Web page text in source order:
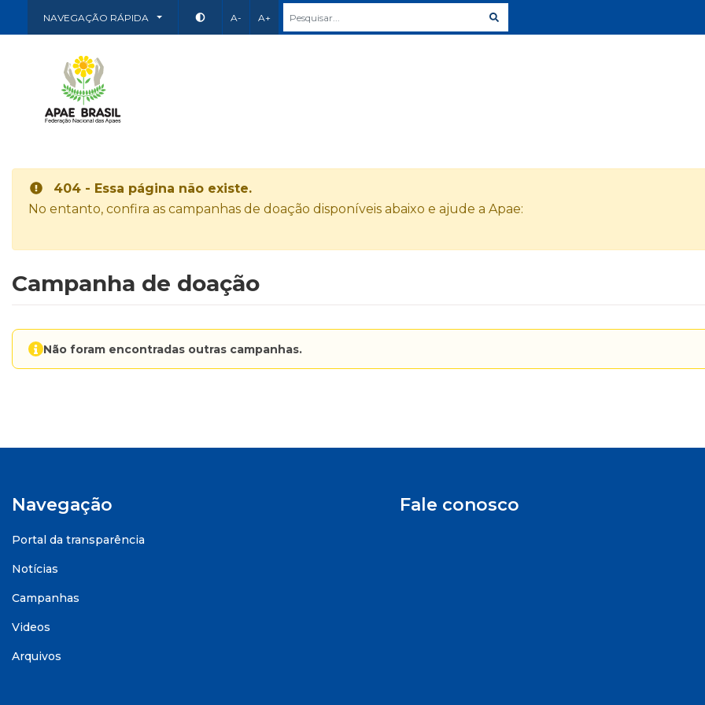
NAVEGAÇÃO RÁPIDA A- A+
404 - Essa página não existe.
No entanto, confira as campanhas de doação disponíveis abaixo e ajude a Apae:
Campanha de doação
Não foram encontradas outras campanhas.
Navegação
Portal da transparência
Notícias
Campanhas
Videos
Arquivos
Fale conosco